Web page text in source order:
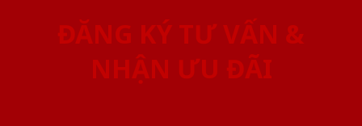
ĐĂNG KÝ TƯ VẤN &
NHẬN ƯU ĐÃI